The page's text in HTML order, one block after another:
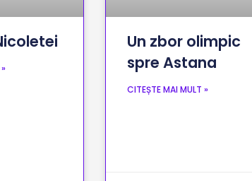
Un zbor olimpic
spre Astana
CITEȘTE MAI MULT »